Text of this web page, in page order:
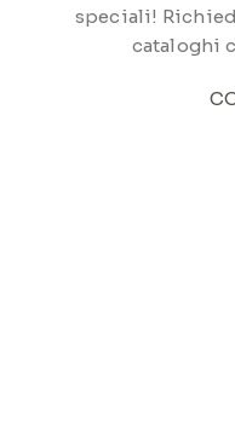
speciali!
cataloghi